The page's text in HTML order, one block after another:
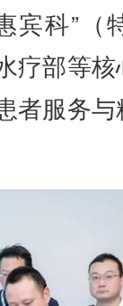
宾科”（
疗部等
者服务